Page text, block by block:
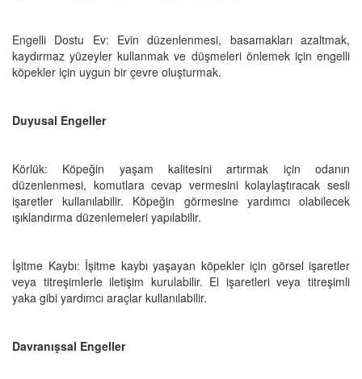
Engelli Dostu Ev: Evin düzenlenmesi, basamakları azaltmak,
kaydırmaz yüzeyler kullanmak ve düşmeleri önlemek için engelli
köpekler için uygun bir çevre oluşturmak.
Duyusal Engeller
Körlük: Köpeğin yaşam kalitesini artırmak için odanın
düzenlenmesi, komutlara cevap vermesini kolaylaştıracak sesli
işaretler kullanılabilir. Köpeğin görmesine yardımcı olabilecek
ışıklandırma düzenlemeleri yapılabilir.
İşitme Kaybı: İşitme kaybı yaşayan köpekler için görsel işaretler
veya titreşimlerle iletişim kurulabilir. El işaretleri veya titreşimli
yaka gibi yardımcı araçlar kullanılabilir.
Davranışsal Engeller